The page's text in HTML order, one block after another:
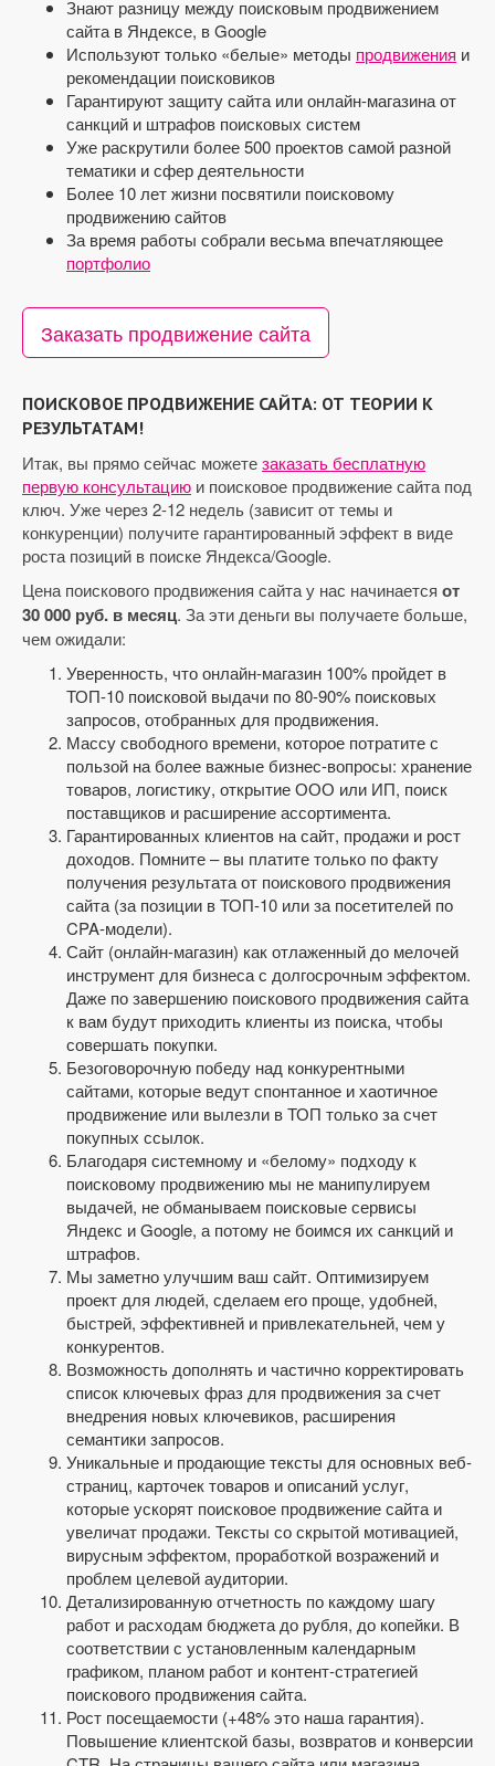
Знают разницу между поисковым продвижением
сайта в Яндексе, в Google
Используют только «белые» методы продвижения и
рекомендации поисковиков
Гарантируют защиту сайта или онлайн-магазина от
санкций и штрафов поисковых систем
Уже раскрутили более 500 проектов самой разной
тематики и сфер деятельности
Более 10 лет жизни посвятили поисковому
продвижению сайтов
За время работы собрали весьма впечатляющее
портфолио
Заказать продвижение сайта
ПОИСКОВОЕ ПРОДВИЖЕНИЕ САЙТА: ОТ ТЕОРИИ К
РЕЗУЛЬТАТАМ!
Итак, вы прямо сейчас можетезаказать бесплатную
первую консультацию и поисковое продвижение сайта под
ключ. Уже через 2-12 недель (зависит от темы и
конкуренции) получите гарантированный эффект в виде
роста позиций в поиске Яндекса/Google.
Цена поискового продвижения сайта у нас начинается от
30 000 руб. в месяц. За эти деньги вы получаете больше,
чем ожидали:
Уверенность, что онлайн-магазин 100% пройдет в
ТОП-10 поисковой выдачи по 80-90% поисковых
запросов, отобранных для продвижения.
Массу свободного времени, которое потратите с
пользой на более важные бизнес-вопросы: хранение
товаров, логистику, открытие ООО или ИП, поиск
поставщиков и расширение ассортимента.
Гарантированных клиентов на сайт, продажи и рост
доходов. Помните – вы платите только по факту
получения результата от поискового продвижения
сайта (за позиции в ТОП-10 или за посетителей по
CPA-модели).
Сайт (онлайн-магазин) как отлаженный до мелочей
инструмент для бизнеса с долгосрочным эффектом.
Даже по завершению поискового продвижения сайта
к вам будут приходить клиенты из поиска, чтобы
совершать покупки.
Безоговорочную победу над конкурентными
сайтами, которые ведут спонтанное и хаотичное
продвижение или вылезли в ТОП только за счет
покупных ссылок.
Благодаря системному и «белому» подходу к
поисковому продвижению мы не манипулируем
выдачей, не обманываем поисковые сервисы
Яндекс и Google, а потому не боимся их санкций и
штрафов.
Мы заметно улучшим ваш сайт. Оптимизируем
проект для людей, сделаем его проще, удобней,
быстрей, эффективней и привлекательней, чем у
конкурентов.
Возможность дополнять и частично корректировать
список ключевых фраз для продвижения за счет
внедрения новых ключевиков, расширения
семантики запросов.
Уникальные и продающие тексты для основных веб-
страниц, карточек товаров и описаний услуг,
которые ускорят поисковое продвижение сайта и
увеличат продажи. Тексты со скрытой мотивацией,
вирусным эффектом, проработкой возражений и
проблем целевой аудитории.
Детализированную отчетность по каждому шагу
работ и расходам бюджета до рубля, до копейки. В
соответствии с установленным календарным
графиком, планом работ и контент-стратегией
поискового продвижения сайта.
Рост посещаемости (+48% это наша гарантия).
Повышение клиентской базы, возвратов и конверсии